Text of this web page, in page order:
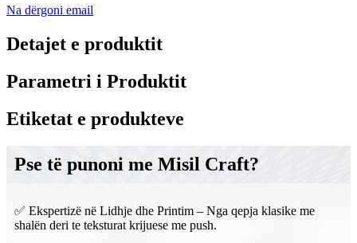
Na dërgoni email
Detajet e produktit
Parametri i Produktit
Etiketat e produkteve
Pse të punoni me Misil Craft?
✅ Ekspertizë në Lidhje dhe Printim – Nga qepja klasike me
shalën deri te teksturat krijuese me push.